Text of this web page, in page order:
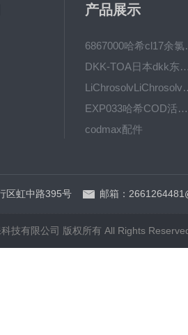
产品展示
6867000
DKK-TOA日本dkk东亚电
EXP033哈希COD活塞泵价格 EXP033
codmax配件
区虹中路395号 邮箱：
技有限公司 版权所有 All Rights